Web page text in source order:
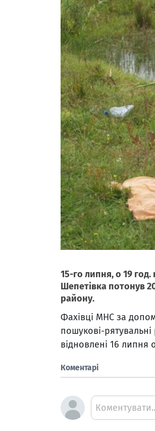
15-го липня, о 19
Шепетівка потонув
району.
Фахівці МНС за
пошукові-
відновлені 16
Коментарі